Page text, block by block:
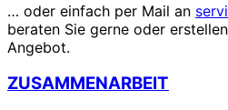
… oder einfach per Mail an
beraten Sie gerne oder
Angebot.
ZUSAMMENARBEIT